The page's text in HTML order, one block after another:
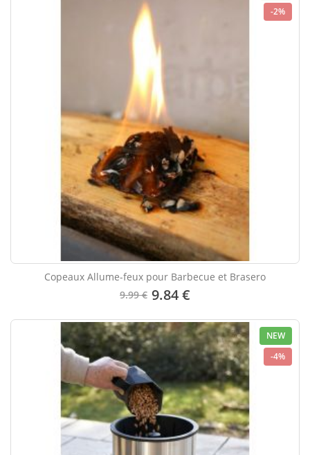
-2%
Copeaux Allume-feux pour Barbecue et Brasero
9.99 € 9.84 €
NEW
-4%